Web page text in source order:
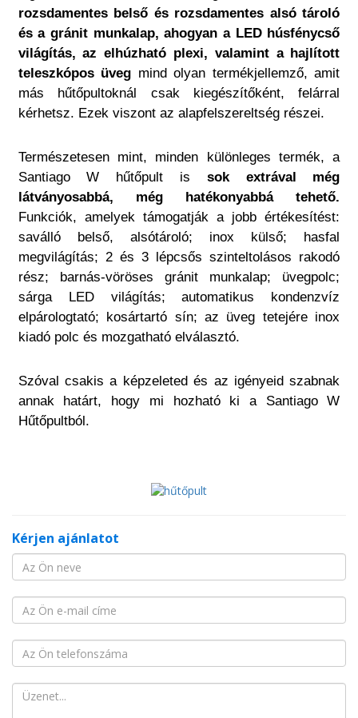
rozsdamentes belső és rozsdamentes alsó tároló
és a gránit munkalap, ahogyan a LED húsfénycső
világítás, az elhúzható plexi, valamint a hajlított
teleszkópos üveg mind olyan termékjellemző, amit
más hűtőpultoknál csak kiegészítőként, felárral
kérhetsz. Ezek viszont az alapfelszereltség részei.
Természetesen mint, minden különleges termék, a
Santiago W hűtőpult is sok extrával még
látványosabbá, még hatékonyabbá tehető.
Funkciók, amelyek támogatják a jobb értékesítést:
saválló belső, alsótároló; inox külső; hasfal
megvilágítás; 2 és 3 lépcsős szinteltolásos rakodó
rész; barnás-vöröses gránit munkalap; üvegpolc;
sárga LED világítás; automatikus kondenzvíz
elpárologtató; kosártartó sín; az üveg tetejére inox
kiadó polc és mozgatható elválasztó.
Szóval csakis a képzeleted és az igényeid szabnak
annak határt, hogy mi hozható ki a Santiago W
Hűtőpultból.
Kérjen ajánlatot